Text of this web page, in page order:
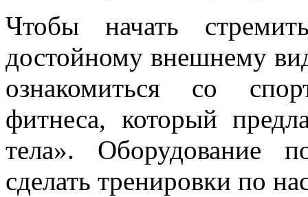
Чтобы начать
достойному внешнему
ознакомиться со
фитнеса, который
тела». Оборудование
сделать тренировки по